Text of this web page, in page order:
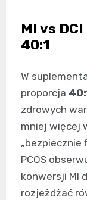
MI vs
40:1
W
proporcja
zdrowych
mniej więcej
„bezpiecznie
PCOS
konwersji MI
rozjeżdżać